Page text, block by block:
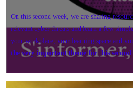
On this second week, we are sharing
relevant cyber threats and learn a few
your workplace, your learning space and
the very important theme for this second